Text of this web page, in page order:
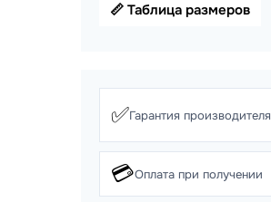
📏 Таблица размеров
✅Гарантия производителя
💳Оплата при получении